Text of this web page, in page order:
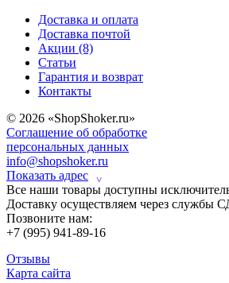
Доставка и оплата
Доставка почтой
Акции (8)
Статьи
Гарантия и возврат
Контакты
© 2026 «ShopShoker.ru»
Соглашение об обработке
персональных данных
info@shopshoker.ru
Показать адрес
˅
Все наши товары доступны
Доставку осуществляем через службы
Позвоните нам:
+7 (995) 941-89-16
Отзывы
Карта сайта